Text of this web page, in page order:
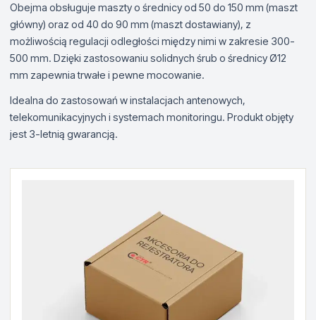
Obejma obsługuje maszty o średnicy od 50 do 150 mm (maszt
główny) oraz od 40 do 90 mm (maszt dostawiany), z
możliwością regulacji odległości między nimi w zakresie 300-
500 mm. Dzięki zastosowaniu solidnych śrub o średnicy Ø12
mm zapewnia trwałe i pewne mocowanie.
Idealna do zastosowań w instalacjach antenowych,
telekomunikacyjnych i systemach monitoringu. Produkt objęty
jest 3-letnią gwarancją.